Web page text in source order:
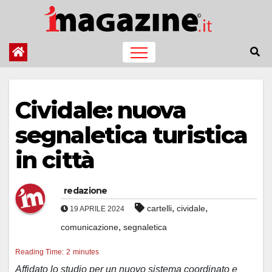
contenuto
Cividale: nuova
segnaletica turistica
in città
redazione
19 APRILE 2024 cartelli, cividale,
comunicazione, segnaletica
Reading Time: 2 minutes
Affidato lo studio per un nuovo sistema coordinato e